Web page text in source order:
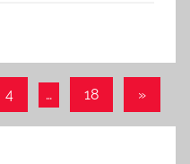
4 … 18
Next
»